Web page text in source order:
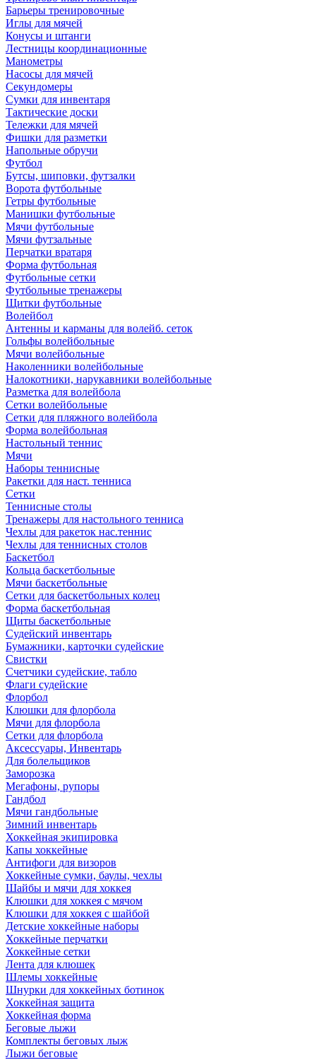
Барьеры тренировочные
Иглы для мячей
Конусы и штанги
Лестницы координационные
Манометры
Насосы для мячей
Секундомеры
Сумки для инвентаря
Тактические доски
Тележки для мячей
Фишки для разметки
Напольные обручи
Футбол
Бутсы, шиповки, футзалки
Ворота футбольные
Гетры футбольные
Манишки футбольные
Мячи футбольные
Мячи футзальные
Перчатки вратаря
Форма футбольная
Футбольные сетки
Футбольные тренажеры
Щитки футбольные
Волейбол
Антенны и карманы для волейб. сеток
Гольфы волейбольные
Мячи волейбольные
Наколенники волейбольные
Налокотники, нарукавники волейбольные
Разметка для волейбола
Сетки волейбольные
Сетки для пляжного волейбола
Форма волейбольная
Настольный теннис
Мячи
Наборы теннисные
Ракетки для наст. тенниса
Сетки
Теннисные столы
Тренажеры для настольного тенниса
Чехлы для ракеток нас.теннис
Чехлы для теннисных столов
Баскетбол
Кольца баскетбольные
Мячи баскетбольные
Сетки для баскетбольных колец
Форма баскетбольная
Щиты баскетбольные
Судейский инвентарь
Бумажники, карточки судейские
Свистки
Счетчики судейские, табло
Флаги судейские
Флорбол
Клюшки для флорбола
Мячи для флорбола
Сетки для флорбола
Аксессуары, Инвентарь
Для болельщиков
Заморозка
Мегафоны, рупоры
Гандбол
Мячи гандбольные
Зимний инвентарь
Хоккейная экипировка
Капы хоккейные
Антифоги для визоров
Хоккейные сумки, баулы, чехлы
Шайбы и мячи для хоккея
Клюшки для хоккея с мячом
Клюшки для хоккея с шайбой
Детские хоккейные наборы
Хоккейные перчатки
Хоккейные сетки
Лента для клюшек
Шлемы хоккейные
Шнурки для хоккейных ботинок
Хоккейная защита
Хоккейная форма
Беговые лыжи
Комплекты беговых лыж
Лыжи беговые